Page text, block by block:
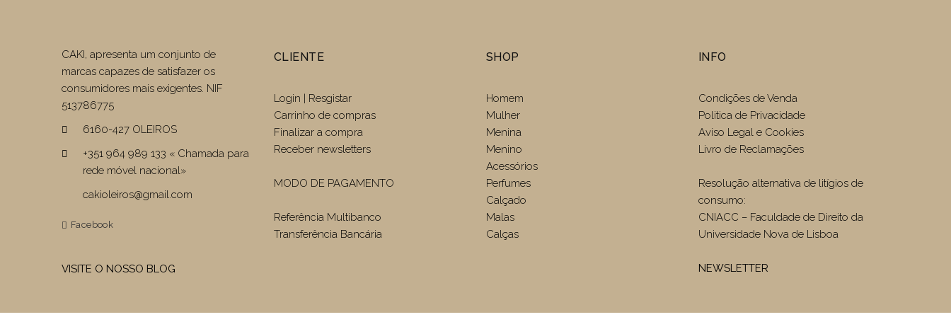
CAKI, apresenta um conjunto de
marcas capazes de satisfazer os
consumidores mais exigentes. NIF
513786775
6160-427 OLEIROS
+351 964 989 133 « Chamada para
rede móvel nacional»
cakioleiros@gmail.com
Facebook
VISITE O NOSSO BLOG
CLIENTE
Login | Resgistar
Carrinho de compras
Finalizar a compra
Receber newsletters
MODO DE PAGAMENTO
Referência Multibanco
Transferência Bancária
SHOP
Homem
Mulher
Menina
Menino
Acessórios
Perfumes
Calçado
Malas
Calças
INFO
Condições de Venda
Politica de Privacidade
Aviso Legal e Cookies
Livro de Reclamações
Resolução alternativa de litígios de
consumo:
CNIACC – Faculdade de Direito da
Universidade Nova de Lisboa
NEWSLETTER